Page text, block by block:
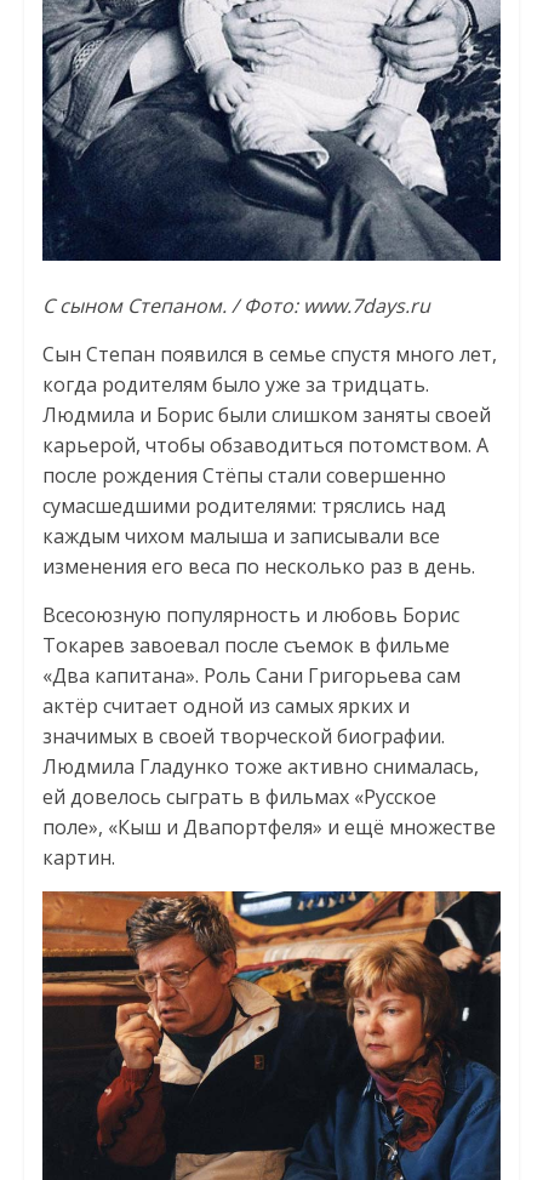
С сыном Степаном. / Фото: www.7days.ru
Сын Степан появился в семье спустя много лет,
когда родителям было уже за тридцать.
Людмила и Борис были слишком заняты своей
карьерой, чтобы обзаводиться потомством. А
после рождения Стёпы стали совершенно
сумасшедшими родителями: тряслись над
каждым чихом малыша и записывали все
изменения его веса по несколько раз в день.
Всесоюзную популярность и любовь Борис
Токарев завоевал после съемок в фильме
«Два капитана». Роль Сани Григорьева сам
актёр считает одной из самых ярких и
значимых в своей творческой биографии.
Людмила Гладунко тоже активно снималась,
ей довелось сыграть в фильмах «Русское
поле», «Кыш и Двапортфеля» и ещё множестве
картин.